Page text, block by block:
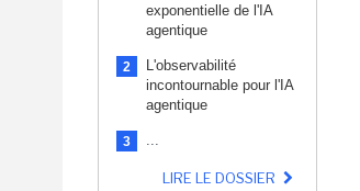
exponentielle de l'IA
agentique
2
L'observabilité
incontournable pour l'IA
agentique
3 ...
LIRE LE DOSSIER